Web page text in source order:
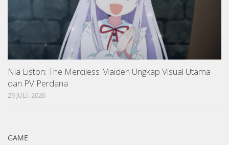
Nia Liston: The Merciless Maiden Ungkap Visual Utama
dan PV Perdana
29 JULI, 2026
GAME